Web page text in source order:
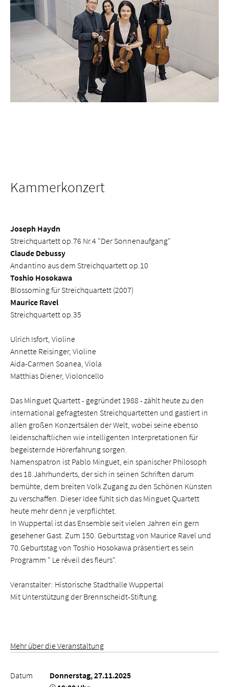
Kammerkonzert
Joseph Haydn
Streichquartett op.76 Nr.4 "Der Sonnenaufgang"
Claude Debussy
Andantino aus dem Streichquartett op.10
Toshio Hosokawa
Blossoming für Streichquartett (2007)
Maurice Ravel
Streichquartett op.35
Ulrich Isfort, Violine
Annette Reisinger, Violine
Aida-Carmen Soanea, Viola
Matthias Diener, Violoncello
Das Minguet Quartett - gegründet 1988 - zählt heute zu den
international gefragtesten Streichquartetten und gastiert in
allen großen Konzertsälen der Welt, wobei seine ebenso
leidenschaftlichen wie intelligenten Interpretationen für
begeisternde Hörerfahrung sorgen.
Namenspatron ist Pablo Minguet, ein spanischer Philosoph
des 18.Jahrhunderts, der sich in seinen Schriften darum
bemühte, dem breiten Volk Zugang zu den Schönen Künsten
zu verschaffen. Dieser Idee fühlt sich das Minguet Quartett
heute mehr denn je verpflichtet.
In Wuppertal ist das Ensemble seit vielen Jahren ein gern
gesehener Gast. Zum 150. Geburtstag von Maurice Ravel und
70.Geburtstag von Toshio Hosokawa präsentiert es sein
Programm " Le réveil des fleurs".
Veranstalter: Historische Stadthalle Wuppertal
Mit Unterstützung der Brennscheidt-Stiftung.
Mehr über die Veranstaltung
Datum
Donnerstag, 27.11.2025